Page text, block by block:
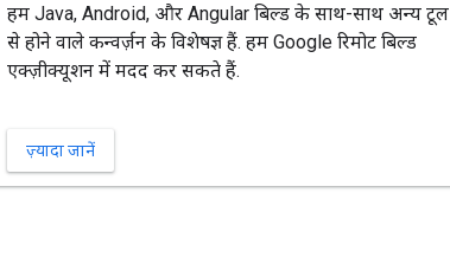
हम Java, Android, और Angular बिल्ड के साथ-साथ अन्य टूल
से होने वाले कन्वर्ज़न के विशेषज्ञ हैं. हम Google रिमोट बिल्ड
एक्ज़ीक्यूशन में मदद कर सकते हैं.
ज़्यादा जानें